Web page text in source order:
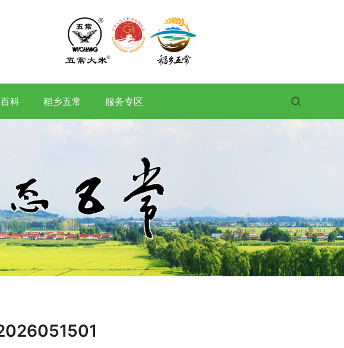
科 稻乡五常 服务专区